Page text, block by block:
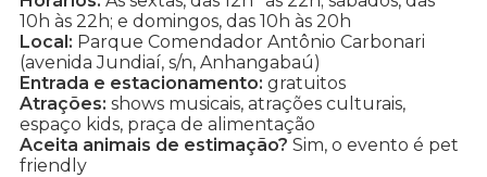
10h às 22h; e domingos, das 10h às 20h
Local: Parque Comendador Antônio Carbonari
(avenida Jundiaí, s/n, Anhangabaú)
Entrada e estacionamento: gratuitos
Atrações: shows musicais, atrações culturais,
espaço kids, praça de alimentação
Aceita animais de estimação? Sim, o evento é pet
friendly